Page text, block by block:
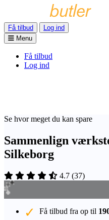
Få tilbud
Log ind
Menu
Få tilbud
Log ind
Se hvor meget du kan spare
Sammenlign
Silkeborg
4.7 (37)
Få tilbud fra op til